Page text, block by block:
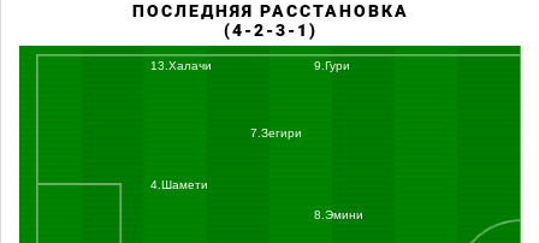
ПОСЛЕДНЯЯ РАССТАНОВКА
(4-2-3-1)
9.Гури
7.Зегири
13.Халачи
4.Шамети
8.Эмини